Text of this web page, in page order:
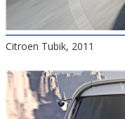
Citroen Tubik, 2011